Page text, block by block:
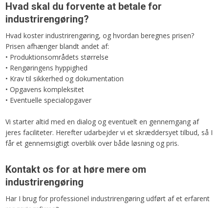
Hvad skal du forvente at betale for
industrirengøring?
Hvad koster industrirengøring, og hvordan beregnes prisen?
Prisen afhænger blandt andet af:
• Produktionsområdets størrelse
• Rengøringens hyppighed
• Krav til sikkerhed og dokumentation
• Opgavens kompleksitet
• Eventuelle specialopgaver
Vi starter altid med en dialog og eventuelt en gennemgang af
jeres faciliteter. Herefter udarbejder vi et skræddersyet tilbud, så I
får et gennemsigtigt overblik over både løsning og pris.
Kontakt os for at høre mere om
industrirengøring
Har I brug for professionel industrirengøring udført af et erfarent